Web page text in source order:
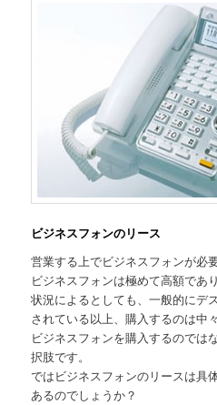
ビジネスフォンのリース
営業する上でビジネスフォンが必
ビジネスフォンは極めて高額であ
状況によるとしても、一般的にデ
されている以上、購入するのは中
ビジネスフォンを購入するのでは
択肢です。
ではビジネスフォンのリースは具
あるのでしょうか？